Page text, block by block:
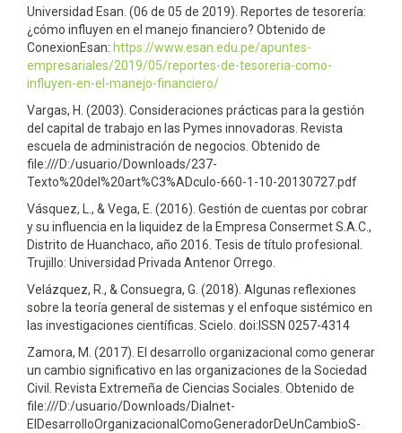
Universidad Esan. (06 de 05 de 2019). Reportes de tesorería:
¿cómo influyen en el manejo financiero? Obtenido de
ConexionEsan: https://www.esan.edu.pe/apuntes-
empresariales/2019/05/reportes-de-tesoreria-como-
influyen-en-el-manejo-financiero/
Vargas, H. (2003). Consideraciones prácticas para la gestión
del capital de trabajo en las Pymes innovadoras. Revista
escuela de administración de negocios. Obtenido de
file:///D:/usuario/Downloads/237-
Texto%20del%20art%C3%ADculo-660-1-10-20130727.pdf
Vásquez, L., & Vega, E. (2016). Gestión de cuentas por cobrar
y su influencia en la liquidez de la Empresa Consermet S.A.C.,
Distrito de Huanchaco, año 2016. Tesis de título profesional.
Trujillo: Universidad Privada Antenor Orrego.
Velázquez, R., & Consuegra, G. (2018). Algunas reflexiones
sobre la teoría general de sistemas y el enfoque sistémico en
las investigaciones científicas. Scielo. doi:ISSN 0257-4314
Zamora, M. (2017). El desarrollo organizacional como generar
un cambio significativo en las organizaciones de la Sociedad
Civil. Revista Extremeña de Ciencias Sociales. Obtenido de
file:///D:/usuario/Downloads/Dialnet-
ElDesarrolloOrganizacionalComoGeneradorDeUnCambioS-